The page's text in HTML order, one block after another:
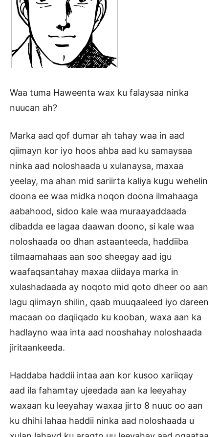
Waa tuma Haweenta wax ku falaysaa ninka
nuucan ah?
Marka aad qof dumar ah tahay waa in aad
qiimayn kor iyo hoos ahba aad ku samaysaa
ninka aad noloshaada u xulanaysa, maxaa
yeelay, ma ahan mid sariirta kaliya kugu wehelin
doona ee waa midka noqon doona ilmahaaga
aabahood, sidoo kale waa muraayaddaada
dibadda ee lagaa daawan doono, si kale waa
noloshaada oo dhan astaanteeda, haddiiba
tilmaamahaas aan soo sheegay aad igu
waafaqsantahay maxaa diidaya marka in
xulashadaada ay noqoto mid qoto dheer oo aan
lagu qiimayn shilin, qaab muuqaaleed iyo dareen
macaan oo daqiiqado ku kooban, waxa aan ka
hadlayno waa inta aad nooshahay noloshaada
jiritaankeeda.
Haddaba haddii intaa aan kor kusoo xariiqay
aad ila fahamtay ujeedada aan ka leeyahay
waxaan ku leeyahay waxaa jirto 8 nuuc oo aan
ku dhihi lahaa haddii ninka aad noloshaada u